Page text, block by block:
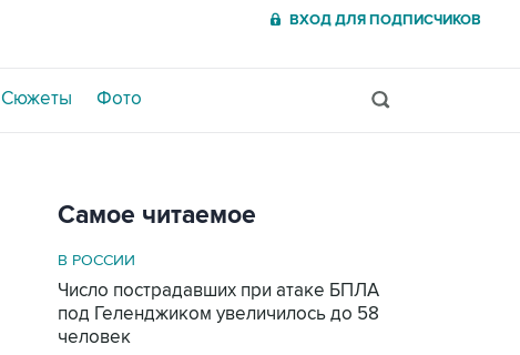
ВХОД ДЛЯ ПОДПИСЧИКОВ
Сюжеты Фото
Самое читаемое
В РОССИИ
Число пострадавших при атаке БПЛА
под Геленджиком увеличилось до 58
человек